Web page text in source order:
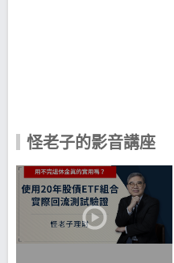
怪老子的影音講座